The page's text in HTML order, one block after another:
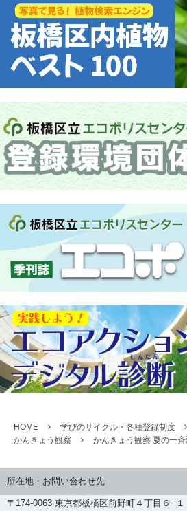
HOME 学びのサイクル・各種登録制度
かんきょう観察
かんきょう観察 夏の一
所在地・お問い合わせ先
〒174-0063 東京都板橋区前野町４丁目６−１